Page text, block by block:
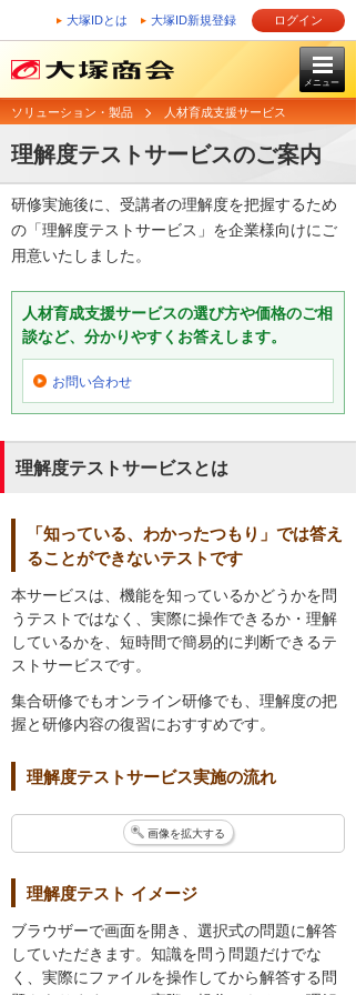
大塚IDとは 大塚ID新規登録 ログイン
メニュー
ソリューション・製品 人材育成支援サービス
理解度テストサービスのご案内
研修実施後に、受講者の理解度を把握するため
の「理解度テストサービス」を企業様向けにご
用意いたしました。
人材育成支援サービスの選び方や価格のご相
談など、分かりやすくお答えします。
お問い合わせ
理解度テストサービスとは
「知っている、わかったつもり」では答え
ることができないテストです
本サービスは、機能を知っているかどうかを問
うテストではなく、実際に操作できるか・理解
しているかを、短時間で簡易的に判断できるテ
ストサービスです。
集合研修でもオンライン研修でも、理解度の把
握と研修内容の復習におすすめです。
理解度テストサービス実施の流れ
画像を拡大する
理解度テスト イメージ
ブラウザーで画面を開き、選択式の問題に解答
していただきます。知識を問う問題だけでな
く、実際にファイルを操作してから解答する問